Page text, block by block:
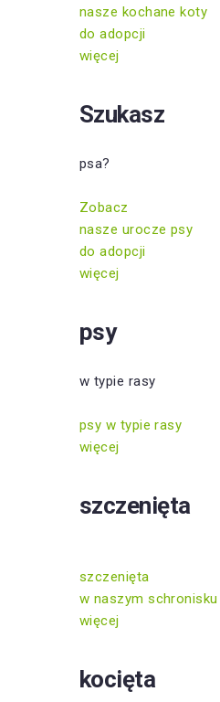
nasze kochane koty
do adopcji
więcej
Szukasz
psa?
Zobacz
nasze urocze psy
do adopcji
więcej
psy
w typie rasy
psy w typie rasy
więcej
szczenięta
szczenięta
w naszym schronisku
więcej
kocięta